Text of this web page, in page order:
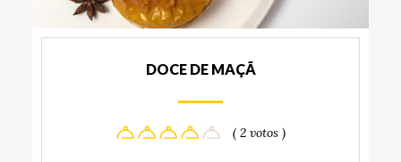
DOCE DE MAÇÃ
( 2 votos )